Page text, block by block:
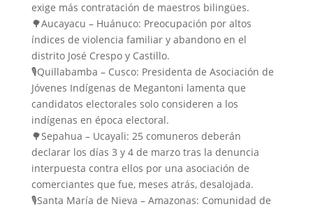
exige más contratación de maestros bilingües.
🌳Aucayacu – Huánuco: Preocupación por altos
índices de violencia familiar y abandono en el
distrito José Crespo y Castillo.
🎙️Quillabamba – Cusco: Presidenta de Asociación de
Jóvenes Indígenas de Megantoni lamenta que
candidatos electorales solo consideren a los
indígenas en época electoral.
🌳Sepahua – Ucayali: 25 comuneros deberán
declarar los días 3 y 4 de marzo tras la denuncia
interpuesta contra ellos por una asociación de
comerciantes que fue, meses atrás, desalojada.
🎙️Santa María de Nieva – Amazonas: Comunidad de